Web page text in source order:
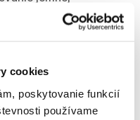
cookies
poskytovanie funkcií
používame
radov alebo